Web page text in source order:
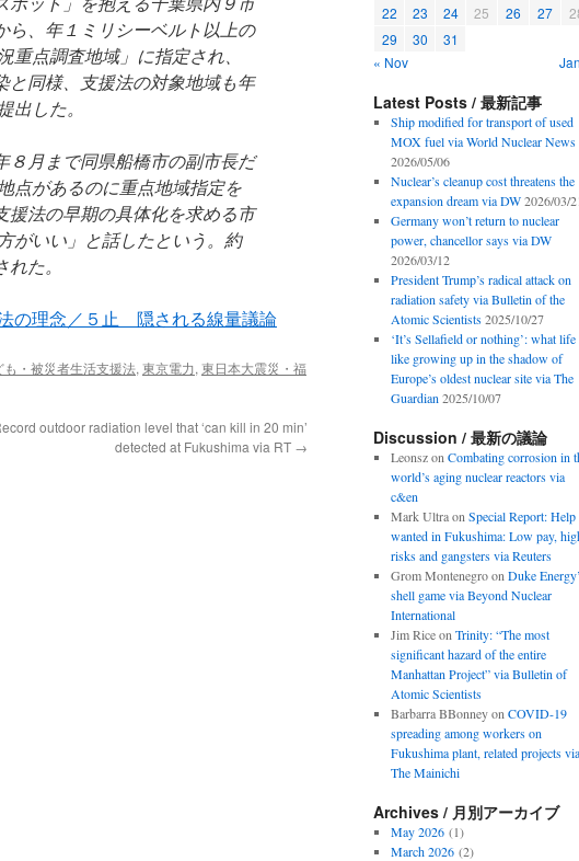
ら、年１ミリシーベルト以上の
点調査地域」に指定され、
と同様、支援法の対象地域も年
出した。
８月まで同県船橋市の副市長だ
点があるのに重点地域指定を
援法の早期の具体化を求める市
がいい」と話したという。約
た。
の理念／５止 隠される線量議論
も・被災者生活支援法, 東京電力, 東日本大震災・福
outdoor radiation level that ‘can kill in 20 min’
detected at Fukushima via RT →
22
23 24 25 26 27
29
30
31
« Nov
Latest Posts / 最新記事
Ship modified for transport of used
MOX fuel via World Nuclear News
2026/05/06
Nuclear’s cleanup cost threatens the
expansion dream via DW 2026/03/
Germany won’t return to nuclear
power, chancellor says via DW
2026/03/12
President Trump’s radical attack on
radiation safety via Bulletin of the
Atomic Scientists 2025/10/27
‘It’s Sellafield or nothing’: what life
like growing up in the shadow of
Europe’s oldest nuclear site via The
Guardian 2025/10/07
Discussion / 最新の議論
Leonszon Combating corrosion in
world’s aging nuclear reactors via
c&en
Mark Ultraon Special Report: Help
wanted in Fukushima: Low pay,
risks and gangsters via Reuters
Grom Montenegroon Duke
shell game via Beyond Nuclear
International
Jim Riceon Trinity: “The most
significant hazard of the entire
Manhattan Project” via Bulletin of
Atomic Scientists
Barbarra BBonneyon COVID-19
spreading among workers on
Fukushima plant, related projects via
The Mainichi
Archives / 月別アーカイブ
May 2026(1)
March 2026(2)